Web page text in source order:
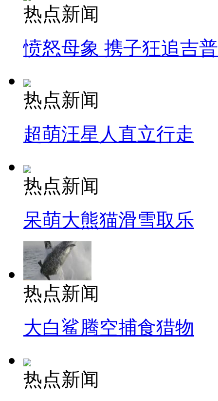
热点新闻
愤怒母象 携子狂追吉
热点新闻
超萌汪星人直立行走
热点新闻
呆萌大熊猫滑雪取乐
热点新闻
大白鲨腾空捕食猎物
热点新闻